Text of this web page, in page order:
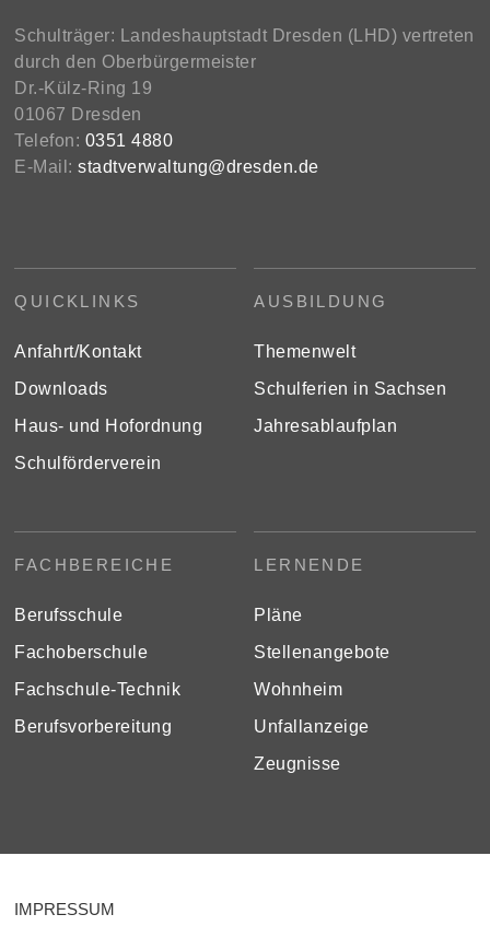
Schulträger: Landeshauptstadt Dresden (LHD) vertreten
durch den Oberbürgermeister
Dr.-Külz-Ring 19
01067 Dresden
Telefon: 0351 4880
E-Mail:stadtverwaltung@dresden.de
QUICKLINKS
Anfahrt/Kontakt
Downloads
Haus- und Hofordnung
Schulförderverein
AUSBILDUNG
Themenwelt
Schulferien in Sachsen
Jahresablaufplan
FACHBEREICHE
Berufsschule
Fachoberschule
Fachschule-Technik
Berufsvorbereitung
LERNENDE
Pläne
Stellenangebote
Wohnheim
Unfallanzeige
Zeugnisse
IMPRESSUM